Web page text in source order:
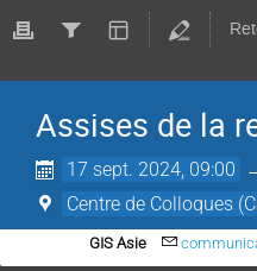
Assises de la
17 sept. 2024, 09:00
Centre de Colloques
GIS Asie